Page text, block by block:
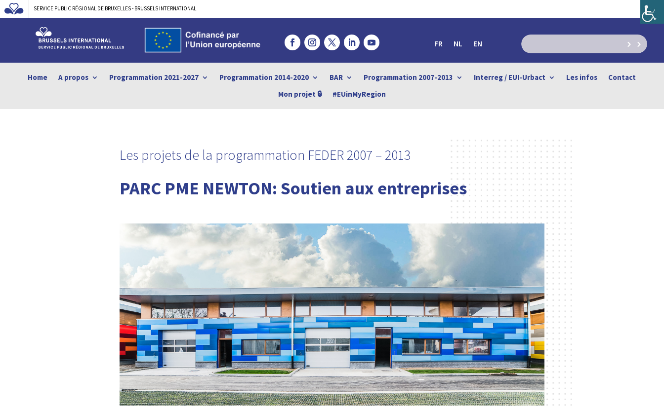
SERVICE PUBLIC RÉGIONAL DE BRUXELLES - BRUSSELS INTERNATIONAL
FR NL EN
Home A propos Programmation 2021-2027 Programmation 2014-2020 BAR Programmation 2007-2013 Interreg / EUI-Urbact Les infos
Contact
Mon projet 🔒
#EUinMyRegion
Les projets de la programmation FEDER 2007 – 2013
PARC PME NEWTON: Soutien aux entreprises